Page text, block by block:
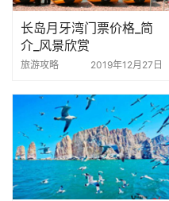
长岛月牙湾门票价格_简
介_风景欣赏
旅游攻略 2019年12月27日